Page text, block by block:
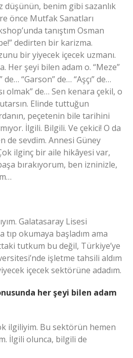
düşünün, benim gibi sazanlık
önce Mutfak Sanatları
tanıştım Osman
dedirten bir karizma.
bir yiyecek içecek uzmanı.
Her şeyi bilen adam o. “Meze”
de… “Garson” de… “Aşçı” de…
olmak” de… Sen kenara çekil, o
Elinde tuttuğun
peçetenin bile tarihini
İlgili. Bilgili. Ve çekici! O da
de sevdim. Annesi Güney
ilginç bir aile hikâyesi var,
bırakıyorum, ben izninizle,
Galatasaray Lisesi
tıp okumaya başladım ama
tutkum bu değil, Türkiye’ye
işletme tahsili aldım
içecek sektörüne adadım.
her şeyi bilen adam
ilgiliyim. Bu sektörün hemen
İlgili olunca, bilgili de